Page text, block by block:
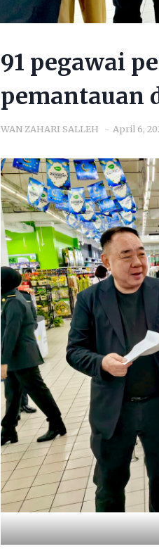
91 pegawai
pemantauan
WAN ZAHARI SALLEH April 6,